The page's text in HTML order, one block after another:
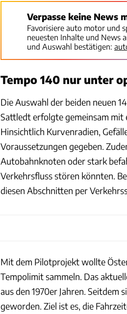
Verpasse keine News
Favorisiere auto motor und
neuesten Inhalte und News
und Auswahl bestätigen:
Tempo 140 nur unter
Die Auswahl der beiden neuen
Sattledt erfolgte gemeinsam mit
Hinsichtlich Kurvenradien,
Voraussetzungen gegeben.
Autobahnknoten oder stark
Verkehrsfluss stören könnten.
diesen Abschnitten per
Mit dem Pilotprojekt wollte
Tempolimit sammeln. Das
aus den 1970er Jahren.
geworden. Ziel ist es, die